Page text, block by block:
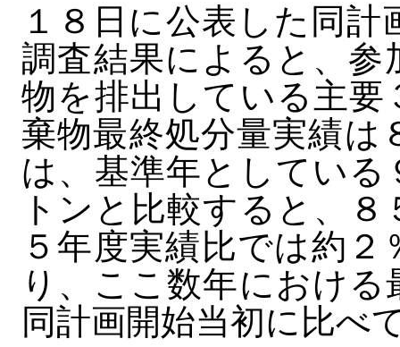
１８日に公表した同
調査結果によると、参
物を排出している主要
棄物最終処分量実績は
は、基準年としてい
トンと比較すると、
５年度実績比では約
り、ここ数年におけ
同計画開始当初に比べ